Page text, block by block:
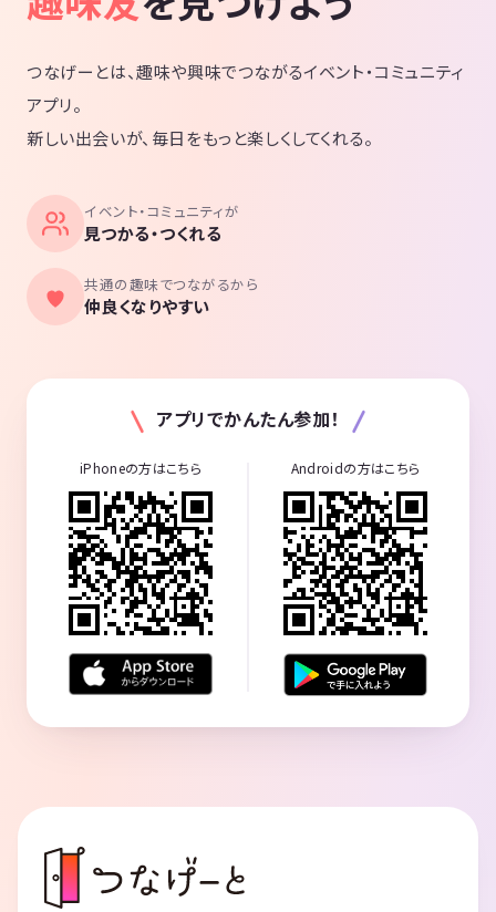
つなげーとは、趣味や興味でつながるイベント・コミュニティ
アプリ。
新しい出会いが、毎日をもっと楽しくしてくれる。
イベント・コミュニティが
見つかる・つくれる
共通の趣味でつながるから
仲良くなりやすい
アプリでかんたん参加！
iPhoneの方はこちら Androidの方はこちら